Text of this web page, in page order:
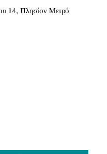
14, Πλησίον Μετρό